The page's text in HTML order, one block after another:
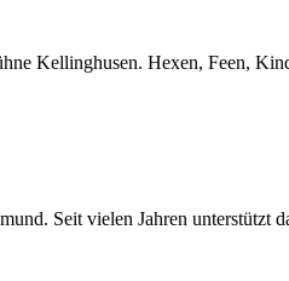
Kellinghusen. Hexen, Feen,
Seit vielen Jahren unterstützt